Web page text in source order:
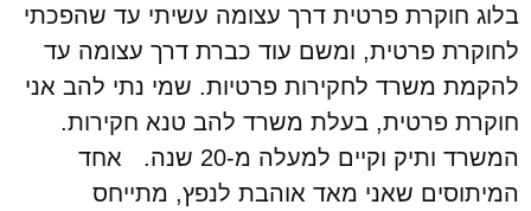
בלוג חוקרת פרטית דרך עצומה עשיתי עד שהפכתי
לחוקרת פרטית, ומשם עוד כברת דרך עצומה עד
להקמת משרד לחקירות פרטיות. שמי נתי להב אני
חוקרת פרטית, בעלת משרד להב טנא חקירות.
המשרד ותיק וקיים למעלה מ-20 שנה. אחד
המיתוסים שאני מאד אוהבת לנפץ, מתייחס